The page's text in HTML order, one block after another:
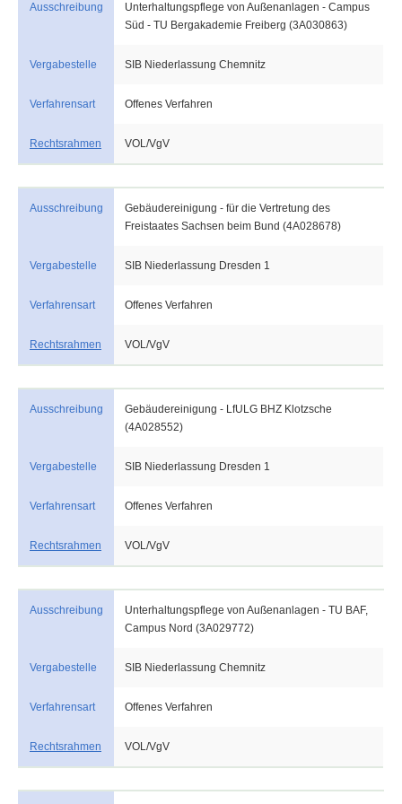
Ausschreibung
Unterhaltungspflege von Außenanlagen - Campus
Süd - TU Bergakademie Freiberg (3A030863)
Vergabestelle SIB Niederlassung Chemnitz
Verfahrensart Offenes Verfahren
Rechtsrahmen VOL/VgV
Ausschreibung
Gebäudereinigung - für die Vertretung des
Freistaates Sachsen beim Bund (4A028678)
Vergabestelle SIB Niederlassung Dresden 1
Verfahrensart Offenes Verfahren
Rechtsrahmen VOL/VgV
Ausschreibung
Gebäudereinigung - LfULG BHZ Klotzsche
(4A028552)
Vergabestelle SIB Niederlassung Dresden 1
Verfahrensart Offenes Verfahren
Rechtsrahmen VOL/VgV
Ausschreibung
Unterhaltungspflege von Außenanlagen - TU BAF,
Campus Nord (3A029772)
Vergabestelle SIB Niederlassung Chemnitz
Verfahrensart Offenes Verfahren
Rechtsrahmen VOL/VgV